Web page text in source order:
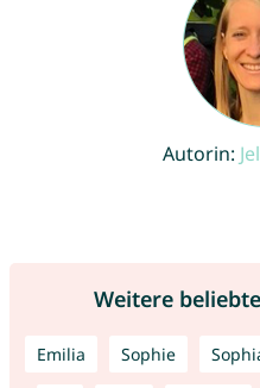
Autorin:
Weitere
Emilia Sophie